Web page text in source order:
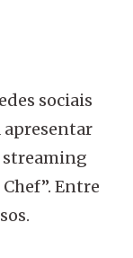
sociais
apresentar
streaming
Entre